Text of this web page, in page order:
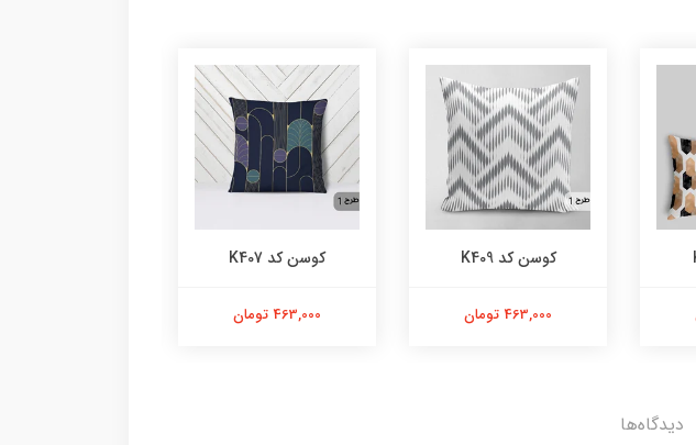
کوسن کد K409
463,000 تومان
کوسن کد K407
463,000 تومان
دیدگاه‌ها